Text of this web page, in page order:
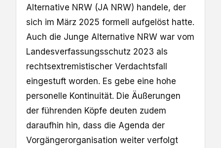
Alternative NRW (JA NRW) handele, der
sich im März 2025 formell aufgelöst hatte.
Auch die Junge Alternative NRW war vom
Landesverfassungsschutz 2023 als
rechtsextremistischer Verdachtsfall
eingestuft worden. Es gebe eine hohe
personelle Kontinuität. Die Äußerungen
der führenden Köpfe deuten zudem
daraufhin hin, dass die Agenda der
Vorgängerorganisation weiter verfolgt